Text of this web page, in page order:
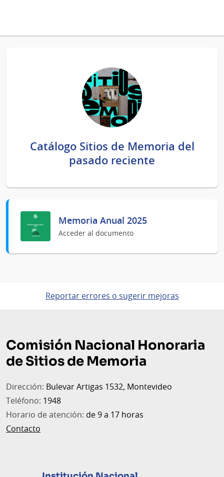
Catálogo Sitios de Memoria del
pasado reciente
Memoria Anual 2025
Acceder al documento
Reportar errores o sugerir mejoras
de
página
Comisión Nacional Honoraria
de Sitios de Memoria
Dirección: Bulevar Artigas 1532, Montevideo
Teléfono: 1948
Horario de atención: de 9 a 17 horas
Contacto